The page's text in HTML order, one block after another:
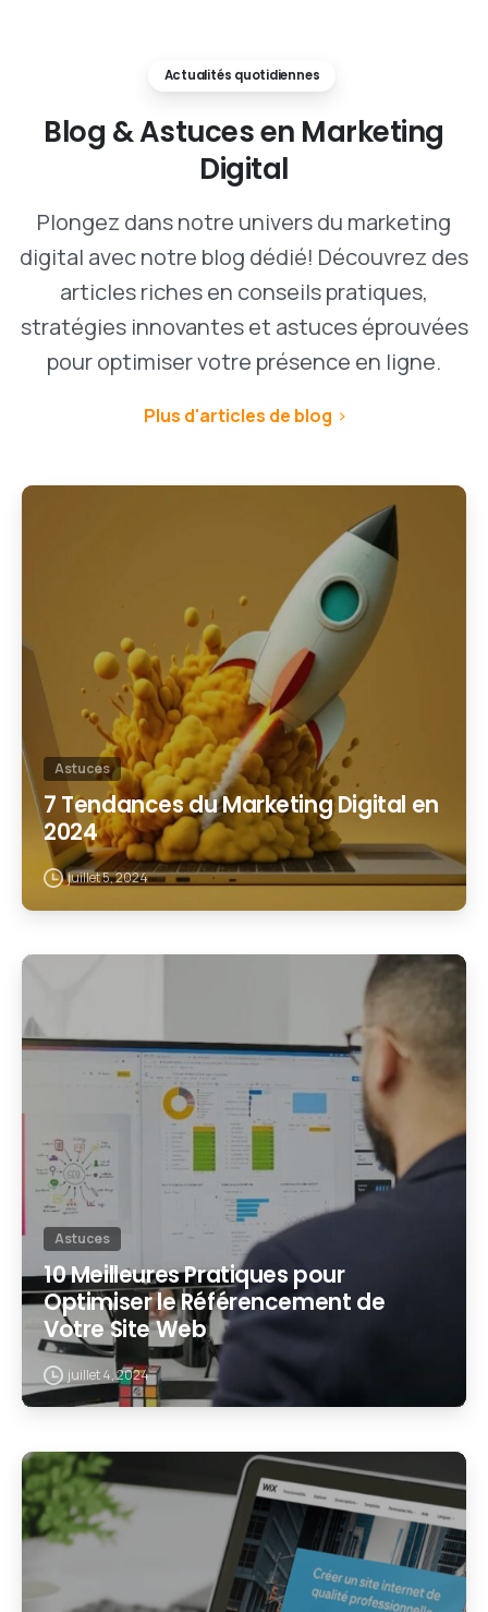
Actualités quotidiennes
Blog &Astucesen Marketing
Digital
Plongez dans notre univers du marketing
digital avec notre blog dédié! Découvrez des
articles riches en conseils pratiques,
stratégies innovantes et astuces éprouvées
pour optimiser votre présence en ligne.
Plus d'articles de blog
Astuces
7 Tendances du Marketing Digital en
2024
juillet 5, 2024
Astuces
10 Meilleures Pratiques pour
Optimiser le Référencement de
Votre Site Web
juillet 4, 2024
2